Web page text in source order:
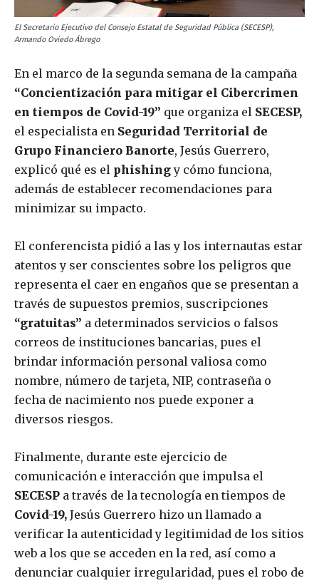
El Secretario Ejecutivo del Consejo Estatal de Seguridad Pública (SECESP),
Armando Oviedo Ábrego
En el marco de la segunda semana de la campaña
“Concientización para mitigar el Cibercrimen
en tiempos de Covid-19” que organiza el SECESP,
el especialista en Seguridad Territorial de
Grupo Financiero Banorte, Jesús Guerrero,
explicó qué es el phishingy cómo funciona,
además de establecer recomendaciones para
minimizar su impacto.
El conferencista pidió a las y los internautas estar
atentos y ser conscientes sobre los peligros que
representa el caer en engaños que se presentan a
través de supuestos premios, suscripciones
“gratuitas” a determinados servicios o falsos
correos de instituciones bancarias, pues el
brindar información personal valiosa como
nombre, número de tarjeta, NIP, contraseña o
fecha de nacimiento nos puede exponer a
diversos riesgos.
Finalmente, durante este ejercicio de
comunicación e interacción que impulsa el
SECESP a través de la tecnología en tiempos de
Covid-19, Jesús Guerrero hizo un llamado a
verificar la autenticidad y legitimidad de los sitios
web a los que se acceden en la red, así como a
denunciar cualquier irregularidad, pues el robo de